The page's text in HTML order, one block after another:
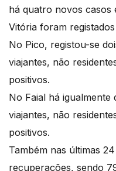
há quatro novos casos
Vitória foram
No Pico, registou-se
viajantes, não
positivos.
No Faial há igualmente
viajantes, não
positivos.
Também nas últimas
recuperações, sendo